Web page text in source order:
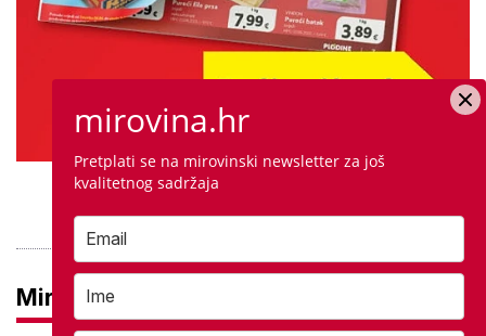
PROVJERITE PONUDU
Mirovine
mirovina.hr
Pretplati se na mirovinski newsletter za još kvalitetnog
sadržaja